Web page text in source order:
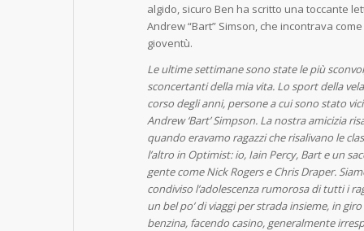
algido, sicuro Ben ha scritto una toccante
Andrew “Bart” Simson, che incontrava
gioventù.
Le ultime settimane sono state le più
sconcertanti della mia vita. Lo sport della
corso degli anni, persone a cui sono stato
Andrew ‘Bart’ Simpson. La nostra amicizia
quando eravamo ragazzi che risalivano le
l’altro in Optimist: io, Iain Percy, Bart e un
gente come Nick Rogers e Chris Draper.
condiviso l’adolescenza rumorosa di tutti i
un bel po’ di viaggi per strada insieme, in
benzina, facendo casino, generalmente